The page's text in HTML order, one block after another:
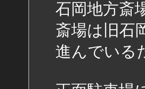
石岡地方斎
斎場は旧石
進んでいる